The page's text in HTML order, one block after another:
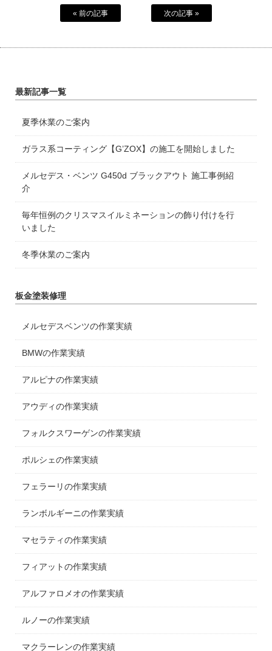
« 前の記事 次の記事 »
最新記事一覧
夏季休業のご案内
ガラス系コーティング【G’ZOX】の施工を開始しました
メルセデス・ベンツ G450d ブラックアウト 施工事例紹
介
毎年恒例のクリスマスイルミネーションの飾り付けを行
いました
冬季休業のご案内
板金塗装修理
メルセデスベンツの作業実績
BMWの作業実績
アルピナの作業実績
アウディの作業実績
フォルクスワーゲンの作業実績
ポルシェの作業実績
フェラーリの作業実績
ランボルギーニの作業実績
マセラティの作業実績
フィアットの作業実績
アルファロメオの作業実績
ルノーの作業実績
マクラーレンの作業実績